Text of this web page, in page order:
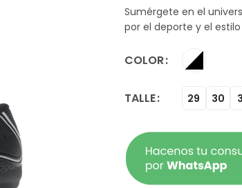
Sumérgete en el
por el deporte y el
COLOR
TALLE 29 30